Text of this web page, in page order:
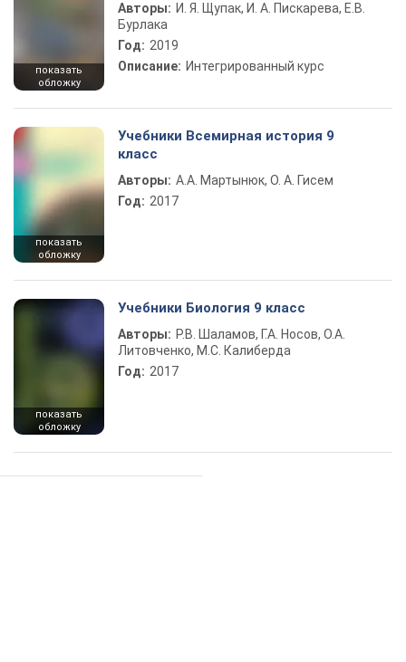
показать
обложку
Авторы: И. Я. Щупак, И. А. Пискарева, Е.В.
Бурлака
Год: 2019
Описание: Интегрированный курс
показать
обложку
Учебники Всемирная история 9
класс
Авторы: А.А. Мартынюк, О. А. Гисем
Год: 2017
показать
обложку
Учебники Биология 9 класс
Авторы: Р.В. Шаламов, Г.А. Носов, О.А.
Литовченко, М.С. Калиберда
Год: 2017